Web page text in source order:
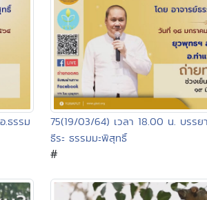
.ธรรม
75(19/03/64) เวลา 18.00 น. บรรย
ธีระ ธรรมมะพิสุทธิ์
#